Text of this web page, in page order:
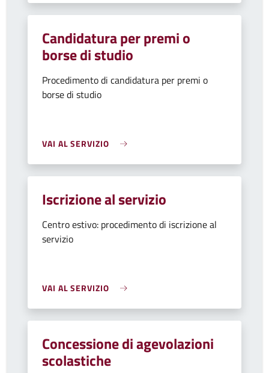
Candidatura per premi o
borse di studio
Procedimento di candidatura per premi o
borse di studio
VAI AL SERVIZIO
Iscrizione al servizio
Centro estivo: procedimento di iscrizione al
servizio
VAI AL SERVIZIO
Concessione di agevolazioni
scolastiche